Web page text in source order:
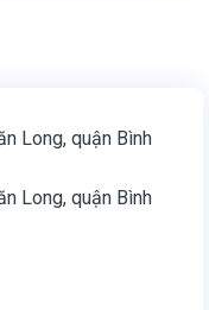
Long, quận Bình
Long, quận Bình